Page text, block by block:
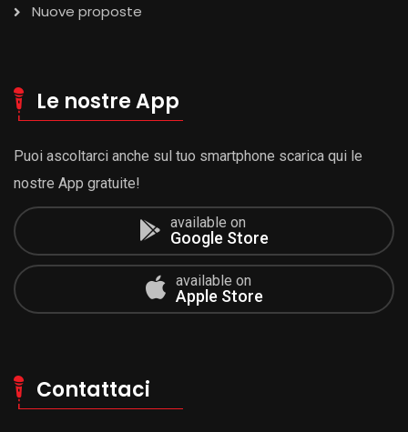
Nuove proposte
Le nostre App
Puoi ascoltarci anche sul tuo smartphone scarica qui le
nostre App gratuite!
available on
Google Store
available on
Apple Store
Contattaci